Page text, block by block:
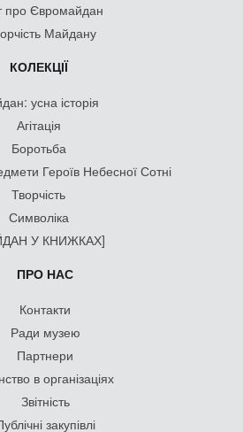
про Євромайдан
Майдану
КОЛЕКЦІЇ
усна історія
Агітація
Боротьба
Героїв Небесної Сотні
Творчість
Символіка
У КНИЖКАХ]
ПРО НАС
Контакти
Ради музею
Партнери
в організаціях
Звітність
закупівлі